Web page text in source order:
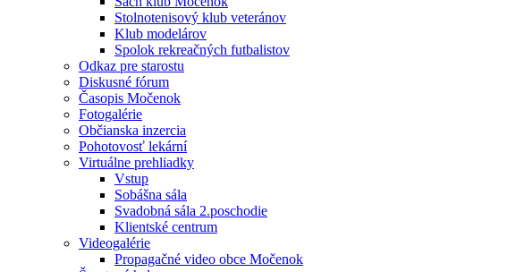
Stolnotenisový klub veteránov
Klub modelárov
Spolok rekreačných futbalistov
Odkaz pre starostu
Diskusné fórum
Časopis Močenok
Fotogalérie
Občianska inzercia
Pohotovosť lekární
Virtuálne prehliadky
Vstup
Sobášna sála
Svadobná sála 2.poschodie
Klientské centrum
Videogalérie
Propagačné video obce Močenok